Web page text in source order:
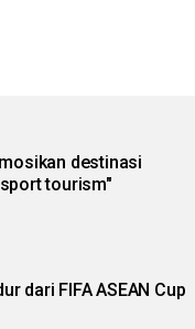
destinasi
tourism"
dari FIFA ASEAN Cup